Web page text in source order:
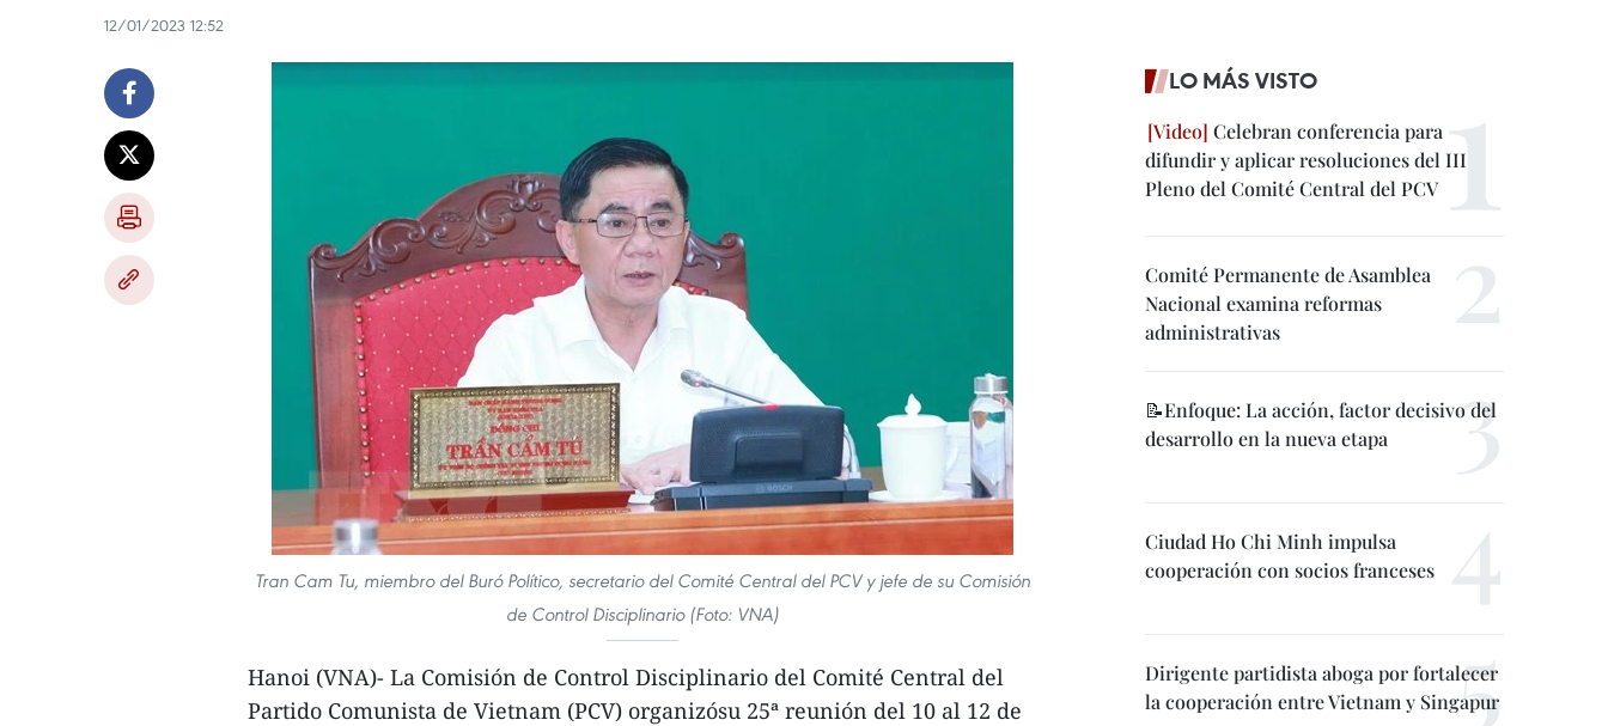
12/01/2023 12:52
Tran Cam Tu, miembro del Buró Político, secretario del Comité Central del PCV y jefe de su Comisión
de Control Disciplinario (Foto: VNA)
Hanoi (VNA)- La Comisión de Control Disciplinario del Comité Central del
Partido Comunista de Vietnam (PCV) organizósu 25ª reunión del 10 al 12 de
LO MÁS VISTO
Celebran conferencia para
difundir y aplicar resoluciones del III
Pleno del Comité Central del PCV
Comité Permanente de Asamblea
Nacional examina reformas
administrativas
📝Enfoque: La acción, factor decisivo del
desarrollo en la nueva etapa
Ciudad Ho Chi Minh impulsa
cooperación con socios franceses
Dirigente partidista aboga por fortalecer
la cooperación entre Vietnam y Singapur